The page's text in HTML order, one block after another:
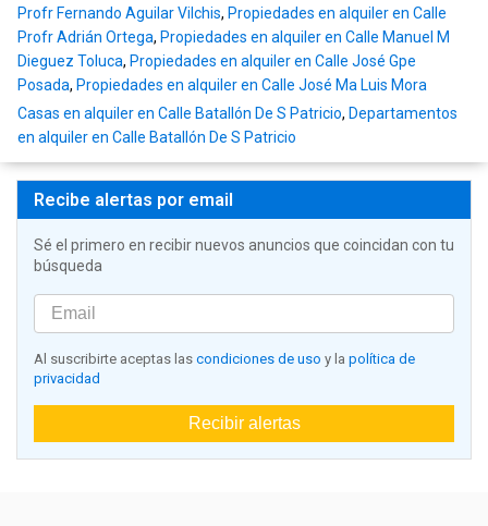
Profr Fernando Aguilar Vilchis, Propiedades en alquiler en Calle
Profr Adrián Ortega, Propiedades en alquiler en Calle Manuel M
Dieguez Toluca, Propiedades en alquiler en Calle José Gpe
Posada, Propiedades en alquiler en Calle José Ma Luis Mora
Casas en alquiler en Calle Batallón De S Patricio, Departamentos
en alquiler en Calle Batallón De S Patricio
Recibe alertas por email
Sé el primero en recibir nuevos anuncios que coincidan con tu
búsqueda
Al suscribirte aceptas las condiciones de uso y la política de
privacidad
Recibir alertas